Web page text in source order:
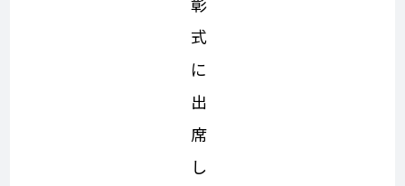
式
に
出
席
し